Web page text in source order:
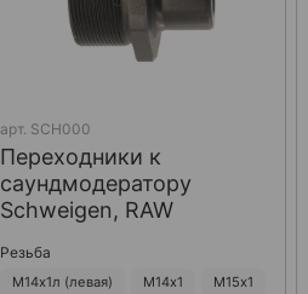
арт. SCH000
Переходники к
саундмодератору
Schweigen, RAW
Резьба
М14х1л (левая) М14х1 М15х1